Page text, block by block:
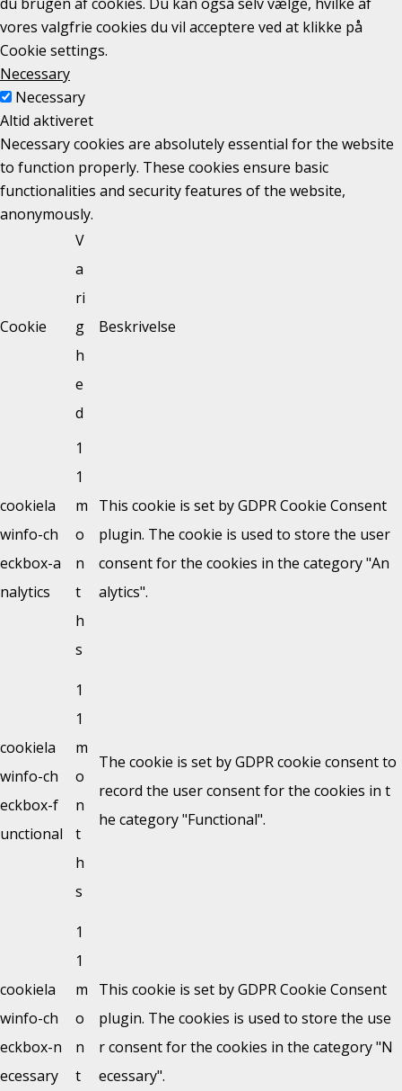
vores valgfrie cookies du vil acceptere ved at klikke på
Cookie settings.
Necessary
Necessary
Altid aktiveret
Necessary cookies are absolutely essential for the website
to function properly. These cookies ensure basic
functionalities and security features of the website,
anonymously.
Cookie
V
a
ri
g
h
e
d
Beskrivelse
cookiela
winfo-ch
eckbox-a
nalytics
1
1
m
o
n
t
h
s
This cookie is set by GDPR Cookie Consent
plugin. The cookie is used to store the user
consent for the cookies in the category "An
alytics".
cookiela
winfo-ch
eckbox-f
unctional
1
1
m
o
n
t
h
s
The cookie is set by GDPR cookie consent to
record the user consent for the cookies in t
he category "Functional".
cookiela
winfo-ch
eckbox-n
ecessary
1
1
m
o
n
t
This cookie is set by GDPR Cookie Consent
plugin. The cookies is used to store the use
r consent for the cookies in the category "N
ecessary".